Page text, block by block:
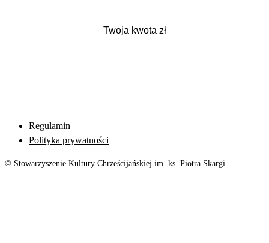
Regulamin
Polityka prywatności
© Stowarzyszenie Kultury Chrześcijańskiej im. ks. Piotra Skargi